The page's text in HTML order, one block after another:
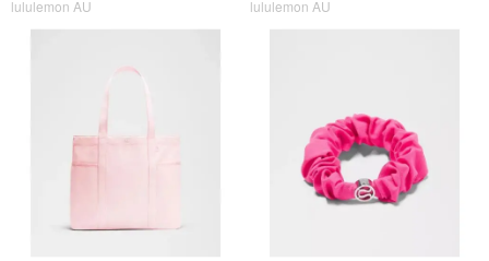
lululemon AU lululemon AU